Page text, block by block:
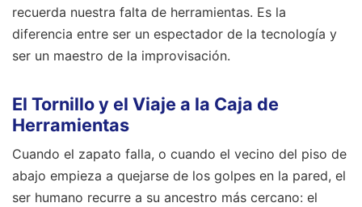
recuerda nuestra falta de herramientas. Es la
diferencia entre ser un espectador de la tecnología y
ser un maestro de la improvisación.
El Tornillo y el Viaje a la Caja de
Herramientas
Cuando el zapato falla, o cuando el vecino del piso de
abajo empieza a quejarse de los golpes en la pared, el
ser humano recurre a su ancestro más cercano: el